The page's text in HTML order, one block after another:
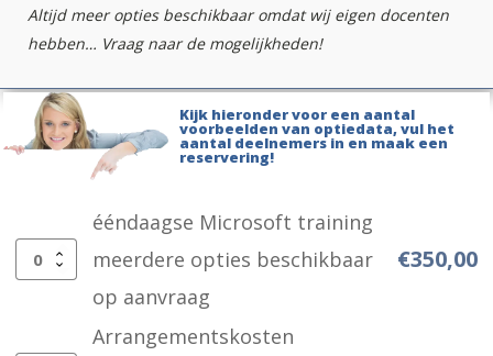
Altijd meer opties beschikbaar omdat wij eigen docenten
hebben… Vraag naar de mogelijkheden!
Kijk hieronder voor een aantal
voorbeelden van optiedata, vul het
aantal deelnemers in en maak een
reservering!
ééndaagse
Microsoft
ééndaagse Microsoft training
meerdere opties beschikbaar
op aanvraag
€350,00
Arrangementskosten